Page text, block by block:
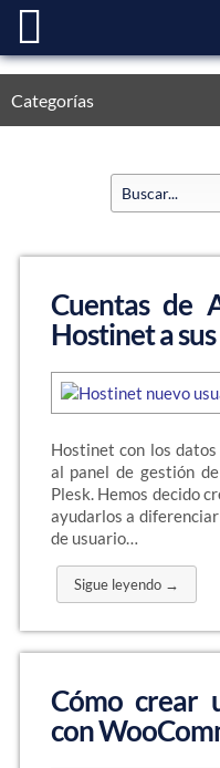
Categorías
Cuentas de
Hostinet a
Hostinet con los
al panel de gestión
Plesk. Hemos decido
ayudarlos a
de usuario…
Sigue leyendo →
Cómo crear
con